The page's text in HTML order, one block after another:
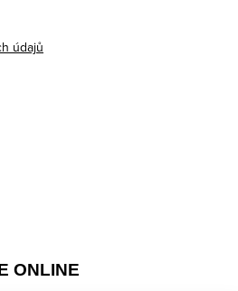
údajů
ONLINE